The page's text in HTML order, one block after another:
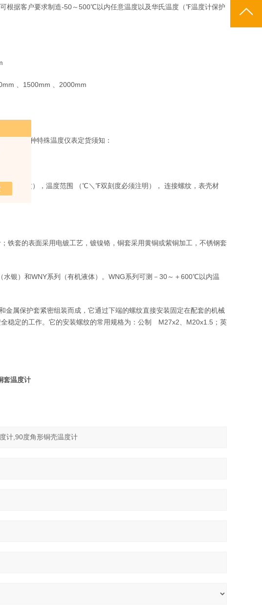
据客户要求制造-50～500℃以内任意温度以及华氏温度（℉温度计保护
、1500mm 、2000mm
的各种特殊温度仪表定货须知：
括螺纹），温度范围 （℃＼℉双刻度必须注明）， 连接螺纹，表壳材
套的表面采用电镀工艺，镀镍铬，铜套采用黄铜或紫铜加工，不锈钢套
银）和WNY系列（有机液体）。WNG系列可测－30～＋600℃以内温
属保护套紧密组装而成，它通过下端的螺纹直接安装固定在配套的机械
稳定的工作。它的安装螺纹的常用规格为：公制 M27x2、M20x1.5；英
套温度计